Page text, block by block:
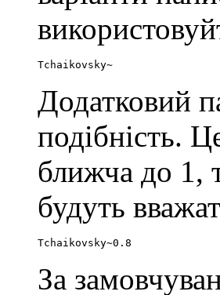
Tchaikovsky~
Додатковий
подібність.
ближча до 1,
будуть
Tchaikovsky~0.8
За